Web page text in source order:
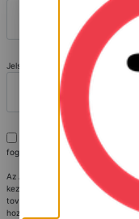
Jelszó mégegyszer
Kijelentem, hogy az
foglaltakat elfogadom.
Az Adatkezelési tájékoztató
kezeléséhez hozzájárulok.
további intézkedések nélkül is -
hozzájárulását is beszereztem,